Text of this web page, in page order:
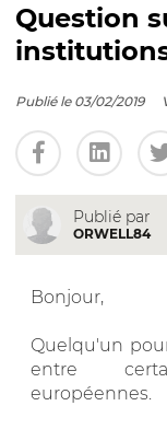
Question
Publié le 03/02/2019
Publié par
ORWELL84
Bonjour,
Quelqu'un
entre
européennes.